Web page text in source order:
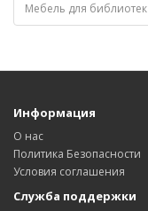
Мебель для библиотек
Информация
О нас
Политика Безопасности
Условия соглашения
Служба поддержки